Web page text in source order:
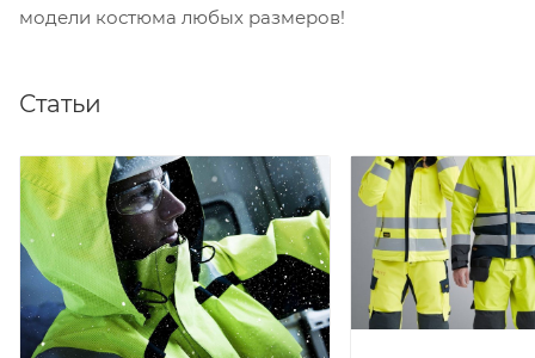
модели костюма любых размеров!
Статьи